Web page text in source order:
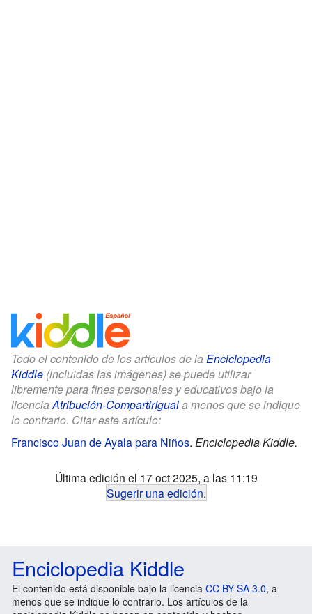
Todo el contenido de los artículos de la Enciclopedia
Kiddle (incluidas las imágenes) se puede utilizar
libremente para fines personales y educativos bajo la
licenciaAtribución-CompartirIguala menos que se indique
lo contrario. Citar este artículo:
Francisco Juan de Ayala para Niños. Enciclopedia Kiddle.
Última edición el 17 oct 2025, a las 11:19
Sugerir una edición.
Enciclopedia Kiddle
El contenido está disponible bajo la licencia CC BY-SA 3.0, a
menos que se indique lo contrario. Los artículos de la